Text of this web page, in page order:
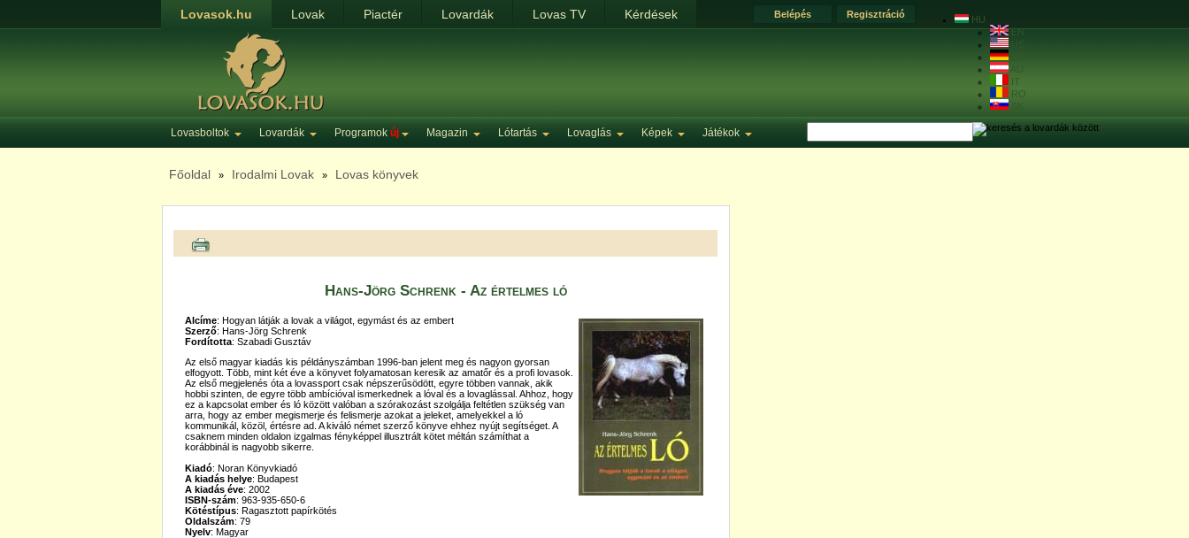
Lovasok.hu Lovak Piactér Lovardák Lovas TV Kérdések Belépés Regisztráció
HU
EN
US
DE
AU
IT
RO
SK
Lovasboltok Lovardák Programok új Magazin Lótartás Lovaglás Képek Játékok
Főoldal » Irodalmi Lovak » Lovas könyvek
Hans-Jörg Schrenk - Az értelmes ló
Alcíme: Hogyan látják a lovak a világot, egymást és az embert
Szerző: Hans-Jörg Schrenk
Fordította: Szabadi Gusztáv
Az első magyar kiadás kis példányszámban 1996-ban jelent meg és nagyon gyorsan
elfogyott. Több, mint két éve a könyvet folyamatosan keresik az amatőr és a profi lovasok.
Az első megjelenés óta a lovassport csak népszerűsödött, egyre többen vannak, akik
hobbi szinten, de egyre több ambícióval ismerkednek a lóval és a lovaglással. Ahhoz, hogy
ez a kapcsolat ember és ló között valóban a szórakozást szolgálja feltétlen szükség van
arra, hogy az ember megismerje és felismerje azokat a jeleket, amelyekkel a ló
kommunikál, közöl, értésre ad. A kiváló német szerző könyve ehhez nyújt segítséget. A
csaknem minden oldalon izgalmas fényképpel illusztrált kötet méltán számíthat a
korábbinál is nagyobb sikerre.
Kiadó: Noran Könyvkiadó
A kiadás helye: Budapest
A kiadás éve: 2002
ISBN-szám: 963-935-650-6
Kötéstípus: Ragasztott papírkötés
Oldalszám: 79
Nyelv: Magyar